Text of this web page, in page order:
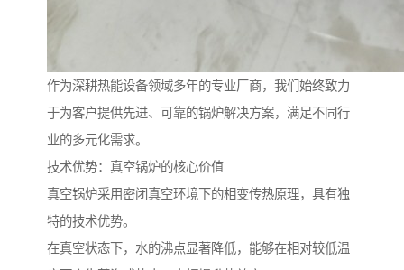
作为深耕热能设备领域多年的专业厂商，我们始终致力
于为客户提供先进、可靠的锅炉解决方案，满足不同行
业的多元化需求。
技术优势：真空锅炉的核心价值
真空锅炉采用密闭真空环境下的相变传热原理，具有独
特的技术优势。
在真空状态下，水的沸点显著降低，能够在相对较低温